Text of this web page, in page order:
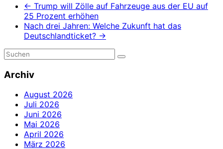
← Trump will Zölle auf Fahrzeuge aus der EU auf
25 Prozent erhöhen
Nach drei Jahren: Welche Zukunft hat das
Deutschlandticket? →
Archiv
August 2026
Juli 2026
Juni 2026
Mai 2026
April 2026
März 2026